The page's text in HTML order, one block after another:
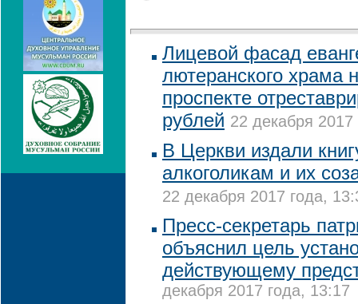
Лицевой фасад
лютеранского храма
проспекте
рублей 22 декабря 2017
В Церкви издали
алкоголикам и их
22 декабря 2017 года,
Пресс-секретарь
объяснил цель
действующему
декабря 2017 года, 13:17